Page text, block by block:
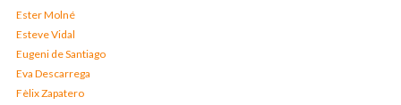
Ester Molné
Esteve Vidal
Eugeni de Santiago
Eva Descarrega
Fèlix Zapatero